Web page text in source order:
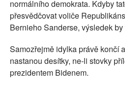
normálního demokrata. Kdyby
přesvědčovat voliče
Bernieho Sanderse, výsledek
Samozřejmě idylka právě končí
nastanou desítky, ne-li stovky
prezidentem Bidenem.